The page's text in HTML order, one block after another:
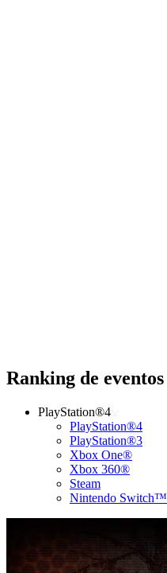
Ranking de eventos
PlayStation®4
PlayStation®4
PlayStation®3
Xbox One®
Xbox 360®
Steam
Nintendo Switch™